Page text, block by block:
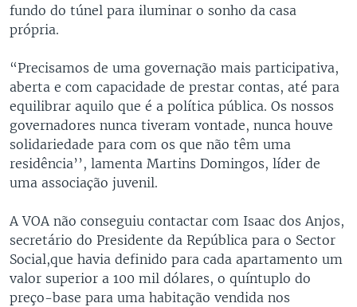
fundo do túnel para iluminar o sonho da casa
própria.
“Precisamos de uma governação mais participativa,
aberta e com capacidade de prestar contas, até para
equilibrar aquilo que é a política pública. Os nossos
governadores nunca tiveram vontade, nunca houve
solidariedade para com os que não têm uma
residência’’, lamenta Martins Domingos, líder de
uma associação juvenil.
A VOA não conseguiu contactar com Isaac dos Anjos,
secretário do Presidente da República para o Sector
Social,que havia definido para cada apartamento um
valor superior a 100 mil dólares, o quíntuplo do
preço-base para uma habitação vendida nos